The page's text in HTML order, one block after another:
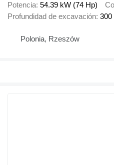
Potencia 54.39 kW (74 Hp)
Profundidad de excavación 300
Polonia, Rzeszów